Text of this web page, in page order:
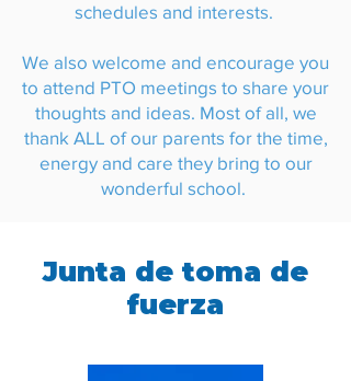
schedules and interests.
We also welcome and encourage you
to attend PTO meetings to share your
thoughts and ideas. Most of all, we
thank ALL of our parents for the time,
energy and care they bring to our
wonderful school.
Junta de toma de
fuerza